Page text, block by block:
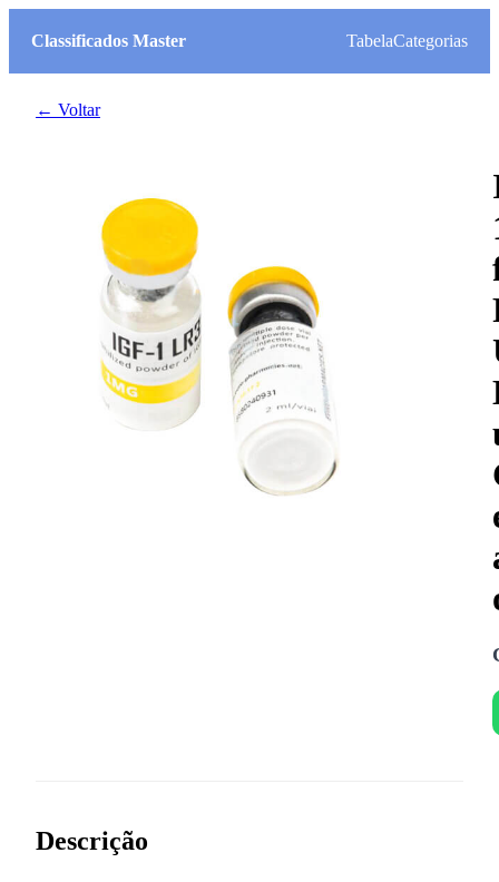
Classificados Master TabelaCategorias
← Voltar
Descrição